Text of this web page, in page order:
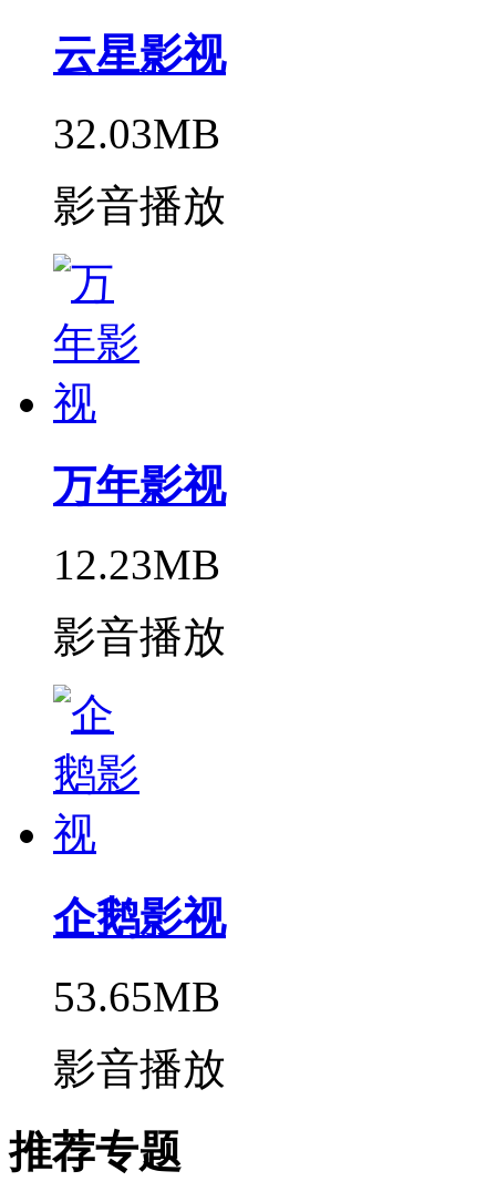
云星影视
32.03MB
影音播放
万年影视
12.23MB
影音播放
企鹅影视
53.65MB
影音播放
推荐专题